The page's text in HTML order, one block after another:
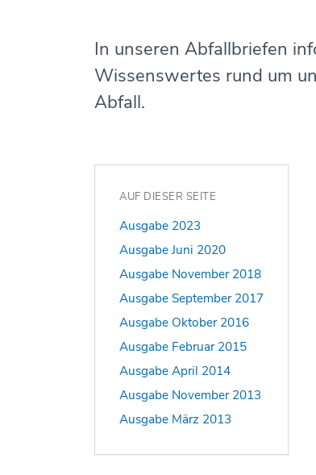
In unseren Abfallbriefen
Wissenswertes rund um
Abfall.
AUF DIESER SEITE
Ausgabe 2023
Ausgabe Juni 2020
Ausgabe November 2018
Ausgabe September 2017
Ausgabe Oktober 2016
Ausgabe Februar 2015
Ausgabe April 2014
Ausgabe November 2013
Ausgabe März 2013